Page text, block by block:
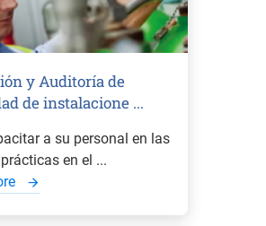
y Auditoría de
de instalacione ...
a su personal en las
en el ...